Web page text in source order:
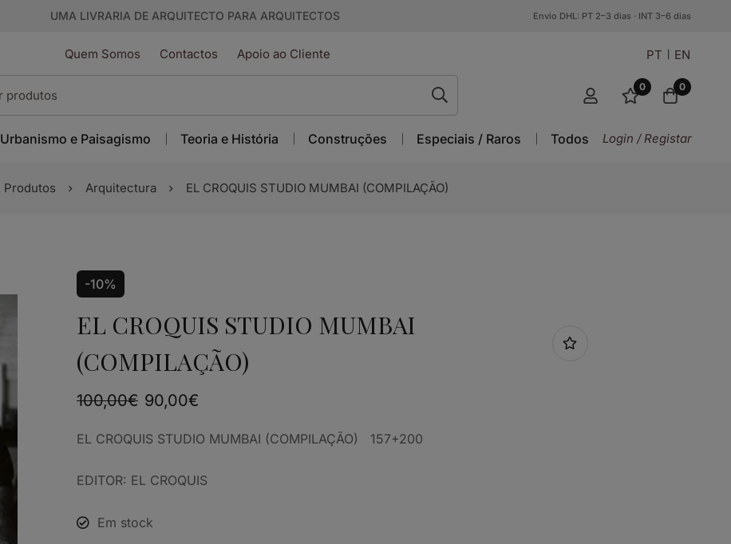
UMA LIVRARIA DE ARQUITECTO PARA ARQUITECTOS Envio DHL: PT 2–3 dias · INT 3–6 dias
Quem Somos Contactos Apoio ao Cliente PT EN
0 0
Urbanismo e Paisagismo Teoria e História Construções Especiais / Raros Todos Login / Registar
Produtos Arquitectura EL CROQUIS STUDIO MUMBAI (COMPILAÇÃO)
-10%
EL CROQUIS STUDIO MUMBAI
(COMPILAÇÃO)
100,00€ 90,00€
EL CROQUIS STUDIO MUMBAI (COMPILAÇÃO) 157+200
EDITOR: EL CROQUIS
Em stock